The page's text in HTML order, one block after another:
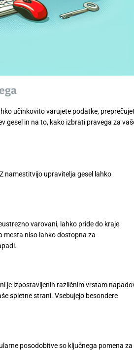
učinkovito varujete podatke,
gesel in na to, kako izbrati pravega za
namestitvijo upravitelja gesel lahko
varovani, lahko pride do kraje
mesta niso lahko dostopna za
je izpostavljenih različnim vrstam
spletne strani. Vsebujejo besondere
posodobitve so ključnega pomena za